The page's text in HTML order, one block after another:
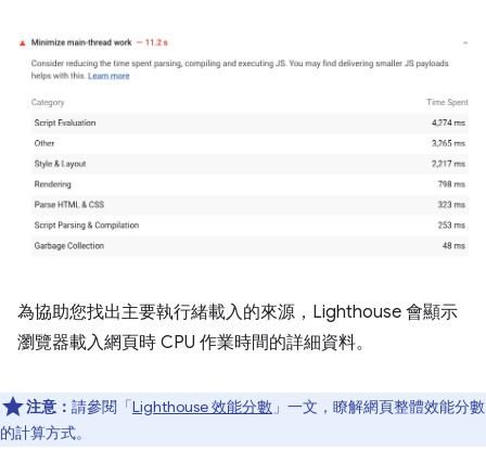
為協助您找出主要執行緒載入的來源，Lighthouse 會顯示
瀏覽器載入網頁時 CPU 作業時間的詳細資料。
注意： 請參閱「Lighthouse 效能分數 」一文，瞭解網頁整體效能分數
的計算方式。